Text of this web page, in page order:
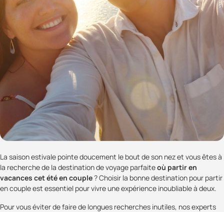
La saison estivale pointe doucement le bout de son nez et vous êtes à
la recherche de la destination de voyage parfaiteoù partir en
vacances cet été en couple ? Choisir la bonne destination pour partir
en couple est essentiel pour vivre une expérience inoubliable à deux.
Pour vous éviter de faire de longues recherches inutiles, nos experts